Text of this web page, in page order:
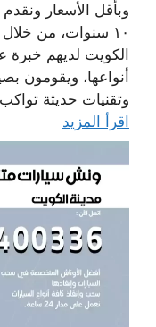
وبأقل الأسعار
١٠ سنوات، من
الكويت لديهم
أنواعها، ويقومون
وتقنيات حديثة
اقرأ المزيد